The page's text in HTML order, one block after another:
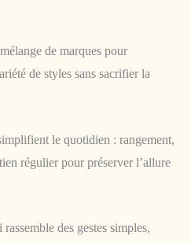
de marques pour
de styles sans sacrifier la
le quotidien : rangement,
régulier pour préserver l’allure
rassemble des gestes simples,